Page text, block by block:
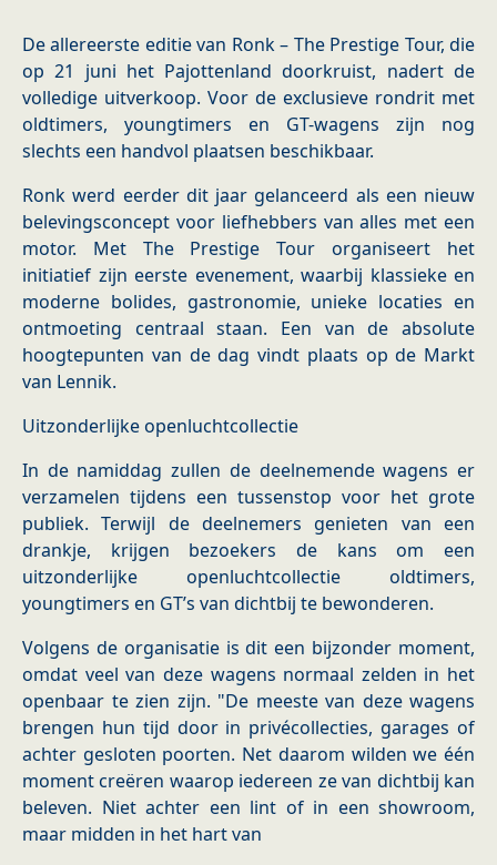
De allereerste editie van Ronk – The Prestige Tour, die
op 21 juni het Pajottenland doorkruist, nadert de
volledige uitverkoop. Voor de exclusieve rondrit met
oldtimers, youngtimers en GT-wagens zijn nog
slechts een handvol plaatsen beschikbaar.
Ronk werd eerder dit jaar gelanceerd als een nieuw
belevingsconcept voor liefhebbers van alles met een
motor. Met The Prestige Tour organiseert het
initiatief zijn eerste evenement, waarbij klassieke en
moderne bolides, gastronomie, unieke locaties en
ontmoeting centraal staan. Een van de absolute
hoogtepunten van de dag vindt plaats op de Markt
van Lennik.
Uitzonderlijke openluchtcollectie
In de namiddag zullen de deelnemende wagens er
verzamelen tijdens een tussenstop voor het grote
publiek. Terwijl de deelnemers genieten van een
drankje, krijgen bezoekers de kans om een
uitzonderlijke openluchtcollectie oldtimers,
youngtimers en GT’s van dichtbij te bewonderen.
Volgens de organisatie is dit een bijzonder moment,
omdat veel van deze wagens normaal zelden in het
openbaar te zien zijn. "De meeste van deze wagens
brengen hun tijd door in privécollecties, garages of
achter gesloten poorten. Net daarom wilden we één
moment creëren waarop iedereen ze van dichtbij kan
beleven. Niet achter een lint of in een showroom,
maar midden in het hart van